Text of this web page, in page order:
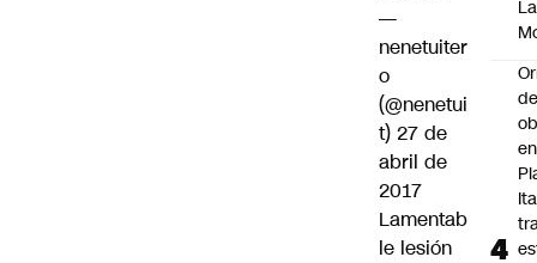
—
nenetuiter
o
(@nenetui
t) 27 de
abril de
2017
Lamentab
le lesión
La
en